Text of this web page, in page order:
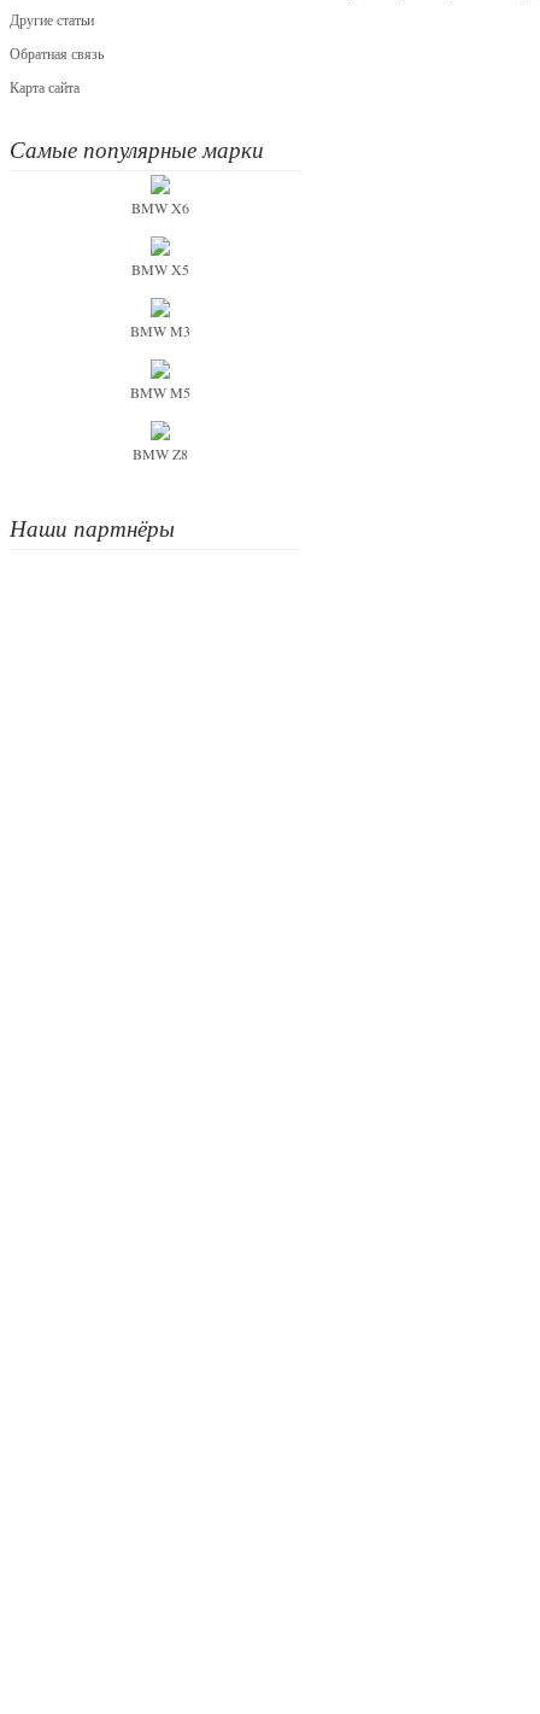
Другие статьи
Обратная связь
Карта сайта
Самые популярные марки
BMW X6
BMW X5
BMW M3
BMW M5
BMW Z8
Наши партнёры